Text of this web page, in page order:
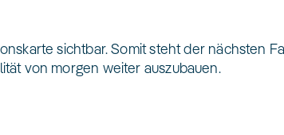
sichtbar. Somit steht der nächsten
von morgen weiter auszubauen.